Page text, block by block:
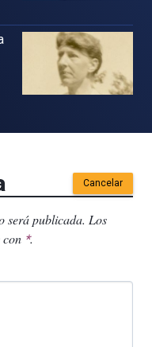
Cancelar
será publicada. Los
con *.